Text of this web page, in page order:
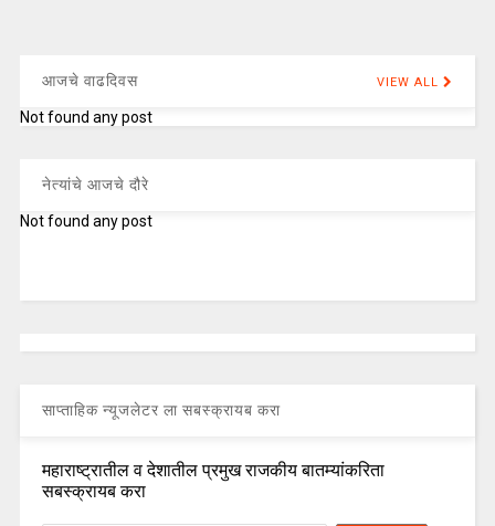
आजचे वाढदिवस VIEW ALL
Not found any post
नेत्यांचे आजचे दौरे
Not found any post
साप्ताहिक न्यूजलेटर ला सबस्क्रायब करा
महाराष्ट्रातील व देशातील प्रमुख राजकीय बातम्यांकरिता
सबस्क्रायब करा